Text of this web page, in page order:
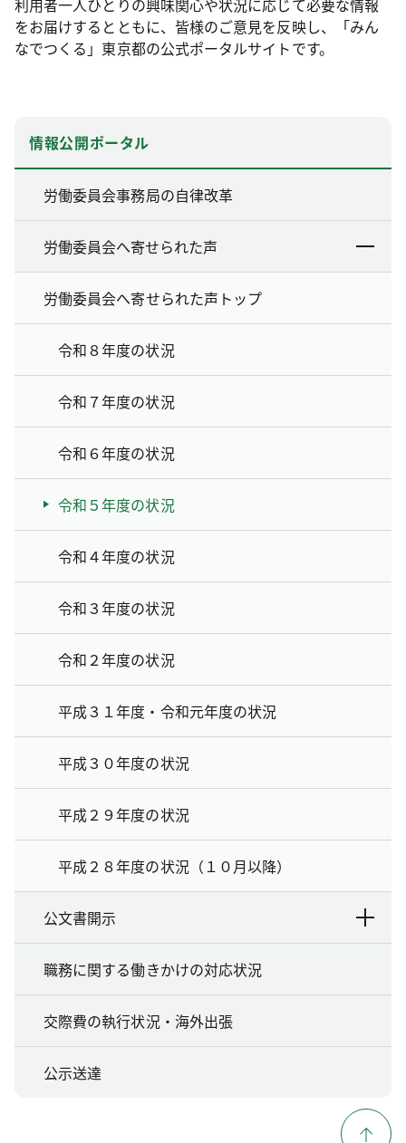
をお届けするとともに、皆様のご意見を反映し、「みん
なでつくる」東京都の公式ポータルサイトです。
情報公開ポータル
労働委員会事務局の自律改革
労働委員会へ寄せられた声
労働委員会へ寄せられた声トップ
令和８年度の状況
令和７年度の状況
令和６年度の状況
令和５年度の状況
令和４年度の状況
令和３年度の状況
令和２年度の状況
平成３１年度・令和元年度の状況
平成３０年度の状況
平成２９年度の状況
平成２８年度の状況（１０月以降）
公文書開示
職務に関する働きかけの対応状況
交際費の執行状況・海外出張
公示送達